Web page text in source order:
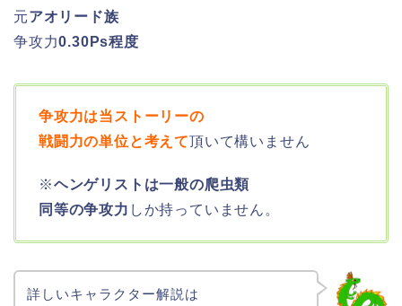
元アオリード族
争攻力0.30Ps程度
争攻力は当ストーリーの
戦闘力の単位と考えて頂いて構いません
※ヘンゲリストは一般の爬虫類
同等の争攻力 しか持っていません。
詳しいキャラクター解説は